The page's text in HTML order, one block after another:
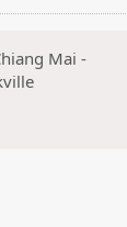
Mai -